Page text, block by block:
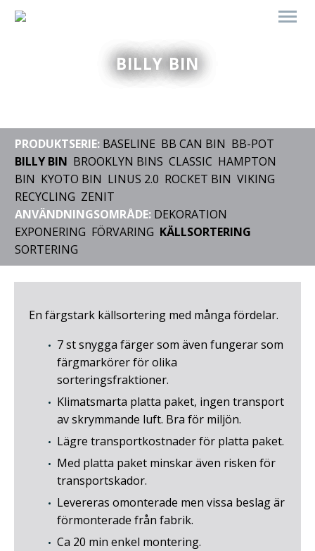
SVENSKA
ENGLISH
FRANÇAIS
BILLY BIN
PRODUKTSERIE: BASELINE BB CAN BIN BB-POT
BILLY BIN BROOKLYN BINS CLASSIC HAMPTON
BIN KYOTO BIN LINUS 2.0 ROCKET BIN VIKING
RECYCLING ZENIT
ANVÄNDNINGSOMRÅDE: DEKORATION
EXPONERING FÖRVARING KÄLLSORTERING
SORTERING
En färgstark källsortering med många fördelar.
7 st snygga färger som även fungerar som
färgmarkörer för olika
sorteringsfraktioner.
Klimatsmarta platta paket, ingen transport
av skrymmande luft. Bra för miljön.
Lägre transportkostnader för platta paket.
Med platta paket minskar även risken för
transportskador.
Levereras omonterade men vissa beslag är
förmonterade från fabrik.
Ca 20 min enkel montering.